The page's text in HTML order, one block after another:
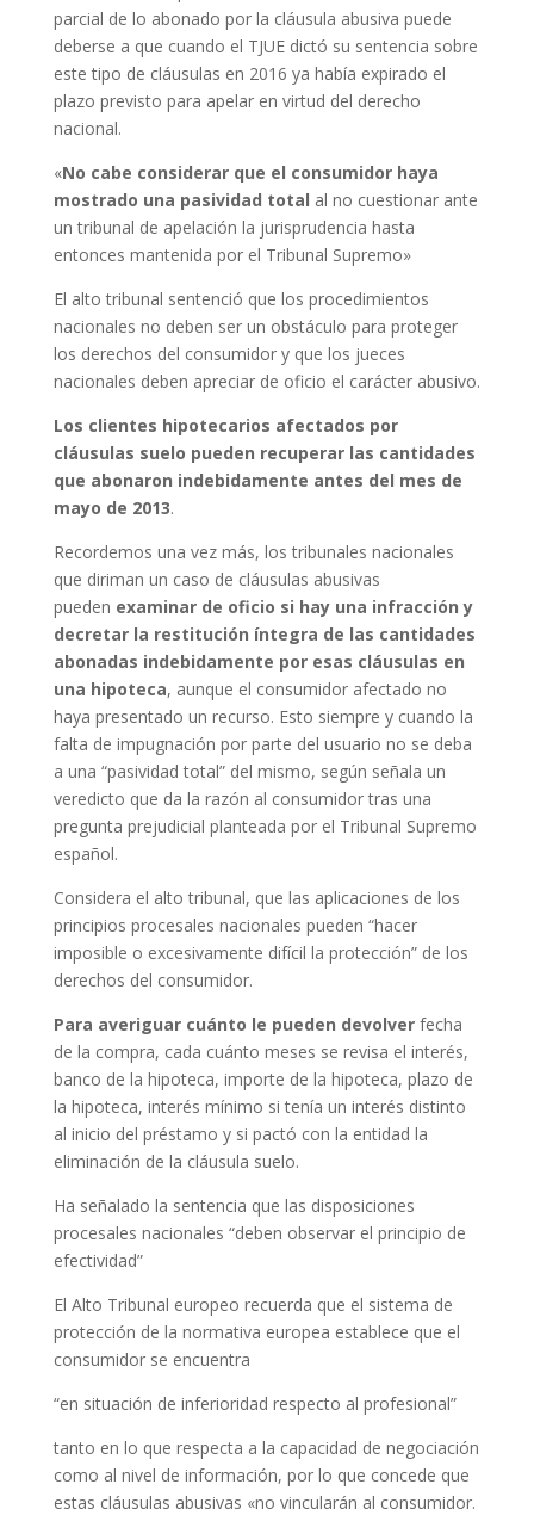
parcial de lo abonado por la cláusula abusiva puede
deberse a que cuando el TJUE dictó su sentencia sobre
este tipo de cláusulas en 2016 ya había expirado el
plazo previsto para apelar en virtud del derecho
nacional.
«No cabe considerar que el consumidor haya
mostrado una pasividad total al no cuestionar ante
un tribunal de apelación la jurisprudencia hasta
entonces mantenida por el Tribunal Supremo»
El alto tribunal sentenció que los procedimientos
nacionales no deben ser un obstáculo para proteger
los derechos del consumidor y que los jueces
nacionales deben apreciar de oficio el carácter abusivo.
Los clientes hipotecarios afectados por
cláusulas suelo pueden recuperar las cantidades
que abonaron indebidamente antes del mes de
mayo de 2013.
Recordemos una vez más, los tribunales nacionales
que diriman un caso de cláusulas abusivas
pueden examinar de oficio si hay una infracción y
decretar la restitución íntegra de las cantidades
abonadas indebidamente por esas cláusulas en
una hipoteca, aunque el consumidor afectado no
haya presentado un recurso. Esto siempre y cuando la
falta de impugnación por parte del usuario no se deba
a una “pasividad total” del mismo, según señala un
veredicto que da la razón al consumidor tras una
pregunta prejudicial planteada por el Tribunal Supremo
español.
Considera el alto tribunal, que las aplicaciones de los
principios procesales nacionales pueden “hacer
imposible o excesivamente difícil la protección” de los
derechos del consumidor.
Para averiguar cuánto le pueden devolverfecha
de la compra, cada cuánto meses se revisa el interés,
banco de la hipoteca, importe de la hipoteca, plazo de
la hipoteca, interés mínimo si tenía un interés distinto
al inicio del préstamo y si pactó con la entidad la
eliminación de la cláusula suelo.
Ha señalado la sentencia que las disposiciones
procesales nacionales “deben observar el principio de
efectividad”
El Alto Tribunal europeo recuerda que el sistema de
protección de la normativa europea establece que el
consumidor se encuentra
“en situación de inferioridad respecto al profesional”
tanto en lo que respecta a la capacidad de negociación
como al nivel de información, por lo que concede que
estas cláusulas abusivas «no vincularán al consumidor.